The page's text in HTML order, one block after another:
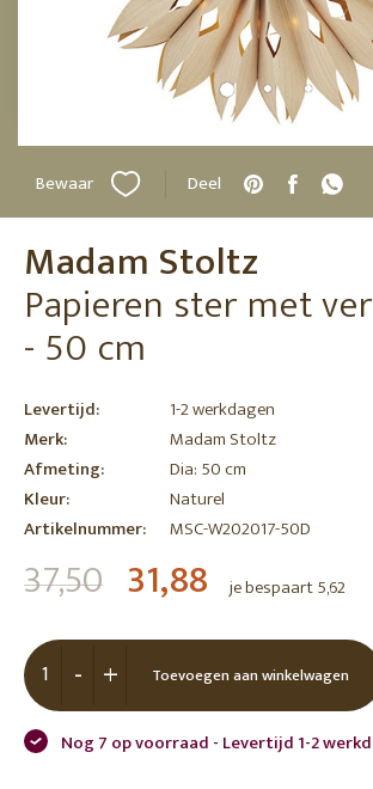
Bewaar Deel
Madam Stoltz
Papieren ster met
- 50 cm
Levertijd:
1-2 werkdagen
Merk:
Madam Stoltz
Afmeting:
Dia: 50 cm
Kleur:
Naturel
Artikelnummer:
MSC-W202017-50D
37,50 31,88 je bespaart 5,62
+
- Toevoegen aan winkelwagen
Nog 7 op voorraad - Levertijd 1-2